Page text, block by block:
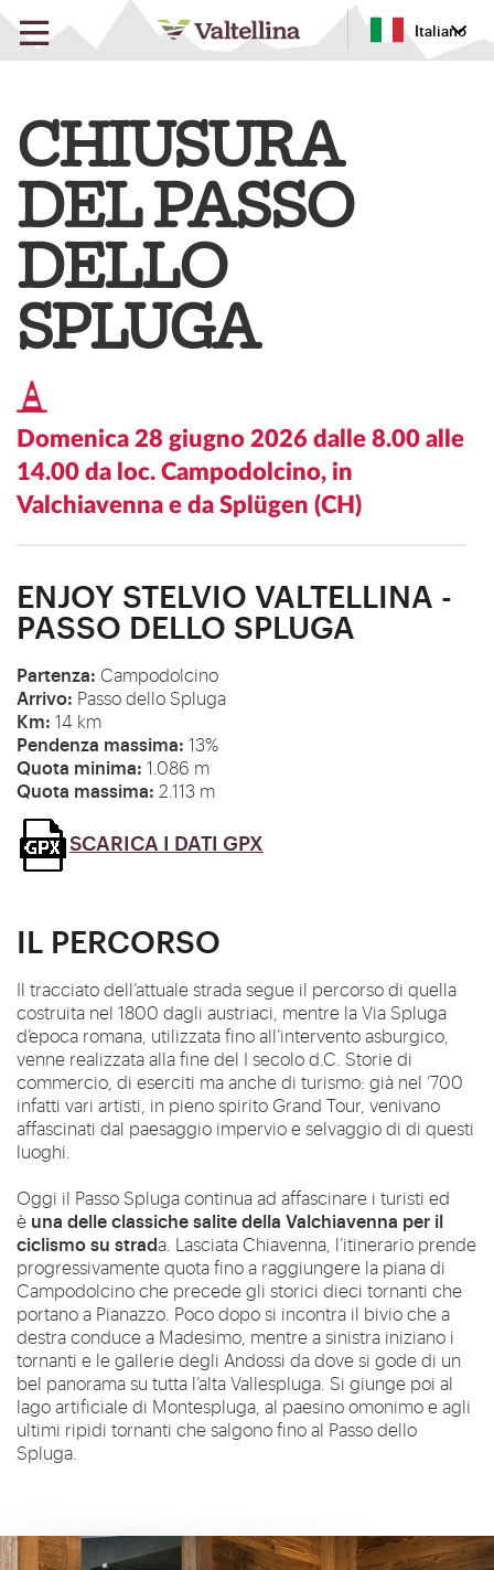
Italiano
CHIUSURA
DEL PASSO
DELLO
SPLUGA
Domenica 28 giugno 2026 dalle 8.00 alle
14.00 da loc. Campodolcino, in
Valchiavenna e da Splügen (CH)
ENJOY STELVIO VALTELLINA -
PASSO DELLO SPLUGA
Partenza: Campodolcino
Arrivo: Passo dello Spluga
Km: 14 km
Pendenza massima: 13%
Quota minima: 1.086 m
Quota massima: 2.113 m
SCARICA I DATI GPX
IL PERCORSO
Il tracciato dell’attuale strada segue il percorso di quella
costruita nel 1800 dagli austriaci, mentre la Via Spluga
d’epoca romana, utilizzata fino all’intervento asburgico,
venne realizzata alla fine del I secolo d.C. Storie di
commercio, di eserciti ma anche di turismo: già nel ‘700
infatti vari artisti, in pieno spirito Grand Tour, venivano
affascinati dal paesaggio impervio e selvaggio di di questi
luoghi.
Oggi il Passo Spluga continua ad affascinare i turisti ed
è una delle classiche salite della Valchiavenna per il
ciclismo su strada. Lasciata Chiavenna, l’itinerario prende
progressivamente quota fino a raggiungere la piana di
Campodolcino che precede gli storici dieci tornanti che
portano a Pianazzo. Poco dopo si incontra il bivio che a
destra conduce a Madesimo, mentre a sinistra iniziano i
tornanti e le gallerie degli Andossi da dove si gode di un
bel panorama su tutta l’alta Vallespluga. Si giunge poi al
lago artificiale di Montespluga, al paesino omonimo e agli
ultimi ripidi tornanti che salgono fino al Passo dello
Spluga.